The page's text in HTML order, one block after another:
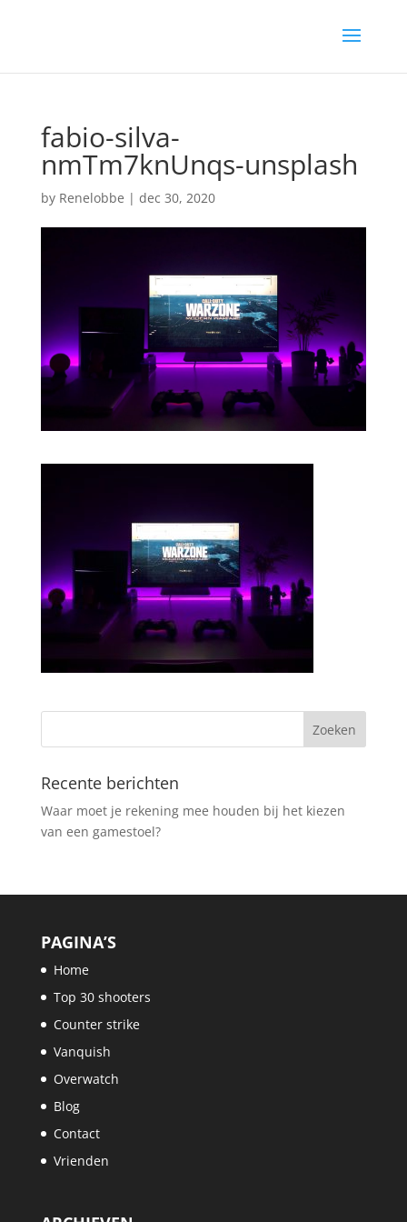
fabio-silva-
nmTm7knUnqs-unsplash
by Renelobbe | dec 30, 2020
Recente berichten
Waar moet je rekening mee houden bij het kiezen
van een gamestoel?
PAGINA’S
Home
Top 30 shooters
Counter strike
Vanquish
Overwatch
Blog
Contact
Vrienden